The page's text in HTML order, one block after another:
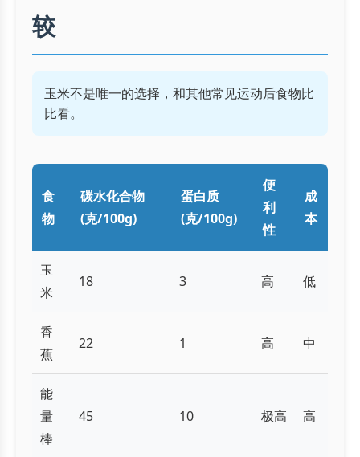
较
玉米不是唯一的选择，和其他常见运动后食物比
比看。
食
物
碳水化合物
(克/100g)
蛋白质
(克/100g)
便
利
性
成
本
玉
米
18 3 高 低
香
蕉
22 1 高 中
能
量
棒
45 10 极高 高